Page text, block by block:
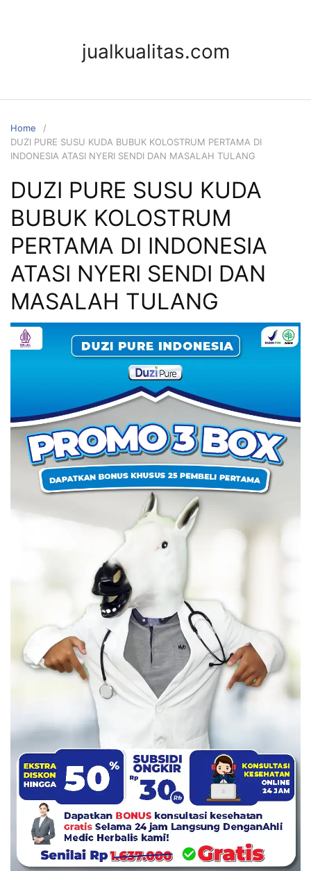
jualkualitas.com
Home
DUZI PURE SUSU KUDA BUBUK KOLOSTRUM PERTAMA DI
INDONESIA ATASI NYERI SENDI DAN MASALAH TULANG
DUZI PURE SUSU KUDA
BUBUK KOLOSTRUM
PERTAMA DI INDONESIA
ATASI NYERI SENDI DAN
MASALAH TULANG